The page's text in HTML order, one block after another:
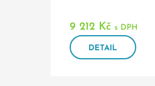
9 212 Kč s DPH
DETAIL